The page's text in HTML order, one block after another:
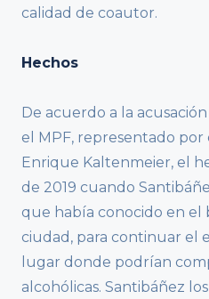
calidad de coautor.
Hechos
De acuerdo a la
el MPF, representado por
Enrique Kaltenmeier, el
de 2019 cuando
que había conocido en el
ciudad, para continuar el
lugar donde podrían
alcohólicas. Santibáñez